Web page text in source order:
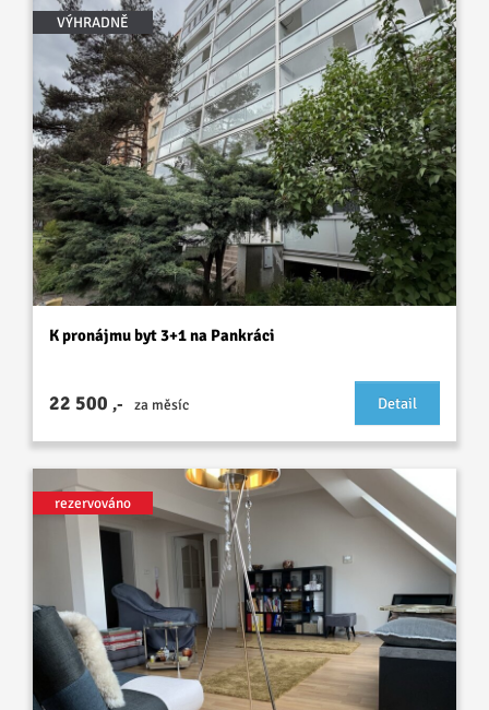
VÝHRADNĚ
K pronájmu byt 3+1 na Pankráci
22 500 ,- za měsíc Detail
rezervováno